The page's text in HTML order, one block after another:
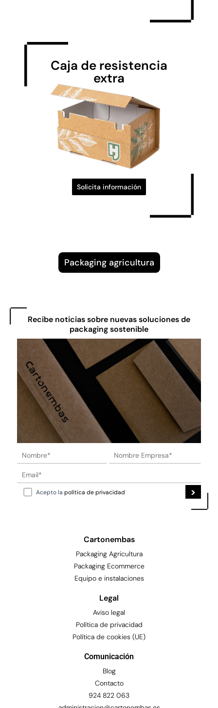
Caja de resistencia
extra
Solicita información
Packaging agricultura
Recibe noticias sobre nuevas soluciones de
packaging sostenible
Acepto la política de privacidad
Cartonembas
Packaging Agricultura
Packaging Ecommerce
Equipo e instalaciones
Legal
Aviso legal
Política de privacidad
Política de cookies (UE)
Comunicación
Blog
Contacto
924 822 063